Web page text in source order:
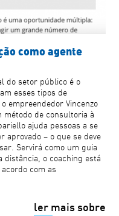
como agente
do setor público é o
esses tipos de
empreendedor Vincenzo
de consultoria à
ajuda pessoas a se
aprovado – o que se deve
Servirá como um guia
distância, o coaching está
com as
ler mais sobre